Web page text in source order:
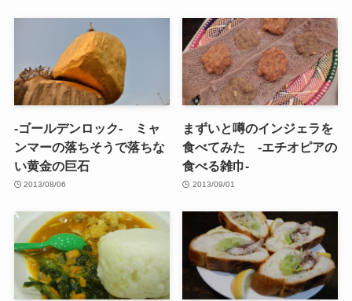
-ゴールデンロック- ミャ
ンマーの落ちそうで落ちな
い黄金の巨石
2013/08/06
まずいと噂のインジェラを
食べてみた -エチオピアの
食べる雑巾-
2013/09/01